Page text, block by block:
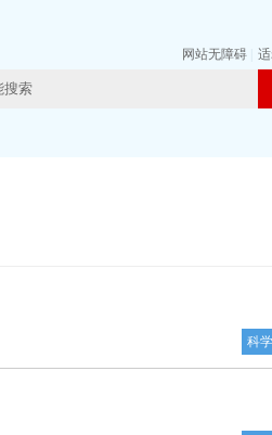
网站无障碍
科